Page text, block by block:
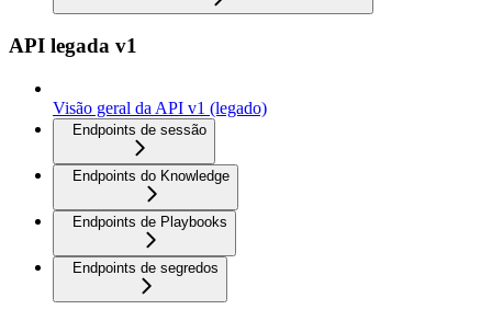
API legada v1
Visão geral da API v1 (legado)
Endpoints de sessão
Endpoints do Knowledge
Endpoints de Playbooks
Endpoints de segredos